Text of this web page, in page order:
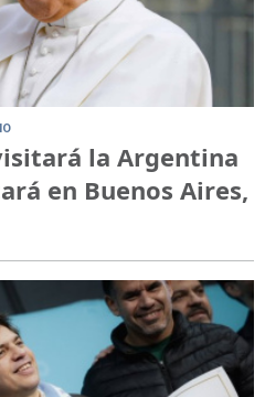
la Argentina
en Buenos Aires,